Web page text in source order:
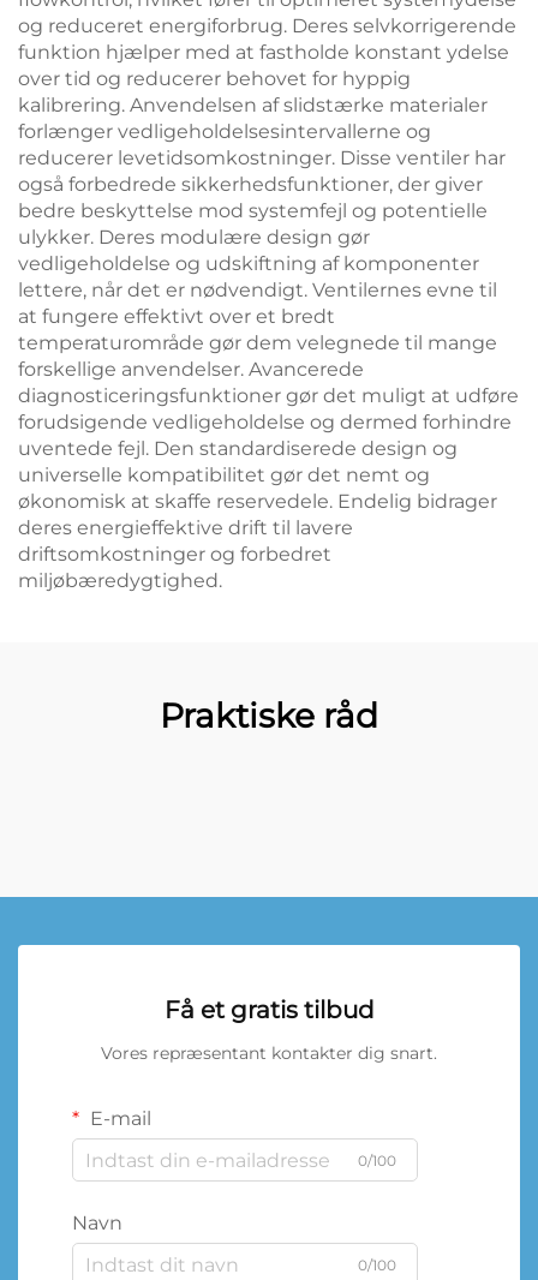
og reduceret energiforbrug. Deres selvkorrigerende
funktion hjælper med at fastholde konstant ydelse
over tid og reducerer behovet for hyppig
kalibrering. Anvendelsen af slidstærke materialer
forlænger vedligeholdelsesintervallerne og
reducerer levetidsomkostninger. Disse ventiler har
også forbedrede sikkerhedsfunktioner, der giver
bedre beskyttelse mod systemfejl og potentielle
ulykker. Deres modulære design gør
vedligeholdelse og udskiftning af komponenter
lettere, når det er nødvendigt. Ventilernes evne til
at fungere effektivt over et bredt
temperaturområde gør dem velegnede til mange
forskellige anvendelser. Avancerede
diagnosticeringsfunktioner gør det muligt at udføre
forudsigende vedligeholdelse og dermed forhindre
uventede fejl. Den standardiserede design og
universelle kompatibilitet gør det nemt og
økonomisk at skaffe reservedele. Endelig bidrager
deres energieffektive drift til lavere
driftsomkostninger og forbedret
miljøbæredygtighed.
Praktiske råd
Få et gratis tilbud
Vores repræsentant kontakter dig snart.
E-mail
0/100
Navn
0/100